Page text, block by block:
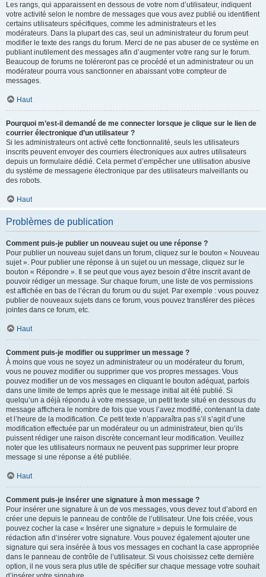
Les rangs, qui apparaissent en dessous de votre nom d’utilisateur, indiquent
votre activité selon le nombre de messages que vous avez publié ou identifient
certains utilisateurs spécifiques, comme les administrateurs et les
modérateurs. Dans la plupart des cas, seul un administrateur du forum peut
modifier le texte des rangs du forum. Merci de ne pas abuser de ce système en
publiant inutilement des messages afin d’augmenter votre rang sur le forum.
Beaucoup de forums ne toléreront pas ce procédé et un administrateur ou un
modérateur pourra vous sanctionner en abaissant votre compteur de
messages.
Haut
Pourquoi m’est-il demandé de me connecter lorsque je clique sur le lien de
courrier électronique d’un utilisateur ?
Si les administrateurs ont activé cette fonctionnalité, seuls les utilisateurs
inscrits peuvent envoyer des courriers électroniques aux autres utilisateurs
depuis un formulaire dédié. Cela permet d’empêcher une utilisation abusive
du système de messagerie électronique par des utilisateurs malveillants ou
des robots.
Haut
Problèmes de publication
Comment puis-je publier un nouveau sujet ou une réponse ?
Pour publier un nouveau sujet dans un forum, cliquez sur le bouton « Nouveau
sujet ». Pour publier une réponse à un sujet ou un message, cliquez sur le
bouton « Répondre ». Il se peut que vous ayez besoin d’être inscrit avant de
pouvoir rédiger un message. Sur chaque forum, une liste de vos permissions
est affichée en bas de l’écran du forum ou du sujet. Par exemple : vous pouvez
publier de nouveaux sujets dans ce forum, vous pouvez transférer des pièces
jointes dans ce forum, etc.
Haut
Comment puis-je modifier ou supprimer un message ?
À moins que vous ne soyez un administrateur ou un modérateur du forum,
vous ne pouvez modifier ou supprimer que vos propres messages. Vous
pouvez modifier un de vos messages en cliquant le bouton adéquat, parfois
dans une limite de temps après que le message initial ait été publié. Si
quelqu’un a déjà répondu à votre message, un petit texte situé en dessous du
message affichera le nombre de fois que vous l’avez modifié, contenant la date
et l’heure de la modification. Ce petit texte n’apparaîtra pas s’il s’agit d’une
modification effectuée par un modérateur ou un administrateur, bien qu’ils
puissent rédiger une raison discrète concernant leur modification. Veuillez
noter que les utilisateurs normaux ne peuvent pas supprimer leur propre
message si une réponse a été publiée.
Haut
Comment puis-je insérer une signature à mon message ?
Pour insérer une signature à un de vos messages, vous devez tout d’abord en
créer une depuis le panneau de contrôle de l’utilisateur. Une fois créée, vous
pouvez cocher la case « Insérer une signature » depuis le formulaire de
rédaction afin d’insérer votre signature. Vous pouvez également ajouter une
signature qui sera insérée à tous vos messages en cochant la case appropriée
dans le panneau de contrôle de l’utilisateur. Si vous choisissez cette dernière
option, il ne vous sera plus utile de spécifier sur chaque message votre souhait